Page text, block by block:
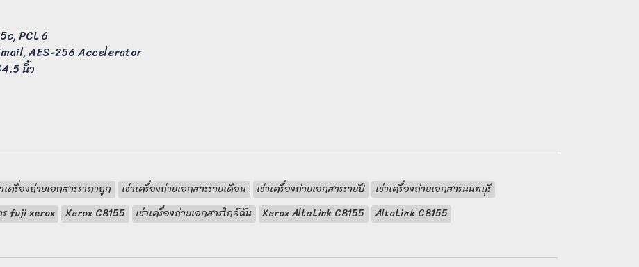
PCL 6
AES-256 Accelerator
นิ้ว
เครื่องถ่ายเอกสารราคาถูก เช่าเครื่องถ่ายเอกสารรายเดือน เช่าเครื่องถ่ายเอกสารรายปี
เช่าเครื่องถ่ายเอกสารนนทบุรี
ร fuji xerox Xerox C8155 เช่าเครื่องถ่ายเอกสารใกล้ฉัน Xerox AltaLink C8155 AltaLink C8155